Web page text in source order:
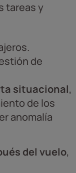
tareas y
de
situacional,
de los
anomalía
del vuelo,